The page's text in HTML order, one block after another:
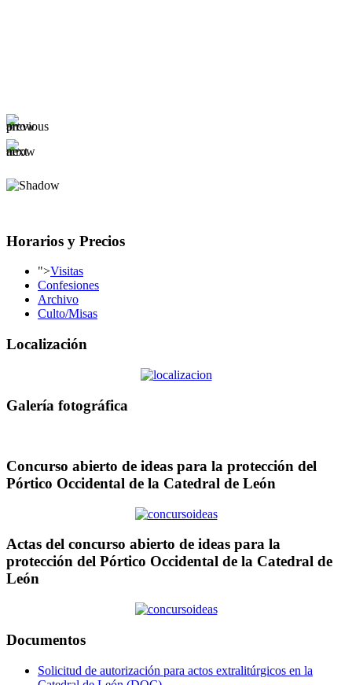
Horarios y Precios
">Visitas
Confesiones
Archivo
Culto/Misas
Localización
Galería fotográfica
Concurso abierto de ideas para la protección del
Pórtico Occidental de la Catedral de León
Actas del concurso abierto de ideas para la
protección del Pórtico Occidental de la Catedral de
León
Documentos
Solicitud de autorización para actos extralitúrgicos en la